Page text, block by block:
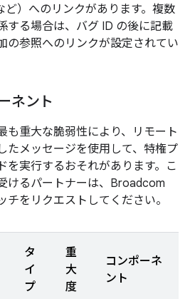
ど）へのリンクがあります。複数
する場合は、バグ ID の後に記載
の参照へのリンクが設定されてい
ネント
も重大な脆弱性により、リモート
たメッセージを使用して、特権プ
を実行するおそれがあります。こ
けるパートナーは、Broadcom
チをリクエストしてください。
タ
イ
プ
重
大
度
コンポーネ
ント